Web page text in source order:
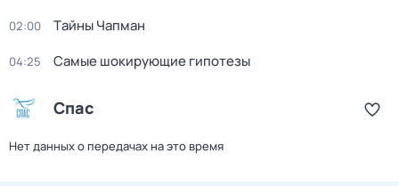
02:00 Тaйны Чапман
04:25 Самые шoкиpующие гипотезы
Спас
Нет данных о передачах на это время